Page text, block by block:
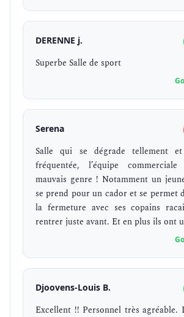
DERENNE j.
Superbe Salle de sport
Serena
Salle qui se dégrade tellement
fréquentée, l’équipe
mauvais genre ! Notamment un
se prend pour un cador et se permet
la fermeture avec ses copains
rentrer juste avant. Et en plus ils ont
Djoovens-Louis B.
Excellent !! Personnel très agréable.